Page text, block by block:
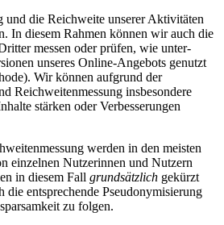
und die Reich­weite unserer Aktivitäten
In diesem Rahmen können wir auch die
messen oder prüfen, wie unter­
unseres Online-Angebots genutzt
Wir können aufgrund der
Reichweiten­messung insbesondere
stärken oder Verbesserungen
werden in den meisten
einzelnen Nutzerinnen und Nutzern
in diesem Fall grundsätzlich gekürzt
entsprechende Pseudo­nymisierung
zu folgen.